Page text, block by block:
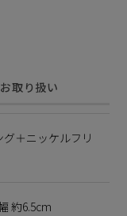
重ね付けにもオス
2/
しく金属アレルギー
で引き起こるアレル
お取り扱い
＋ニッケルフリ
約6.5cm